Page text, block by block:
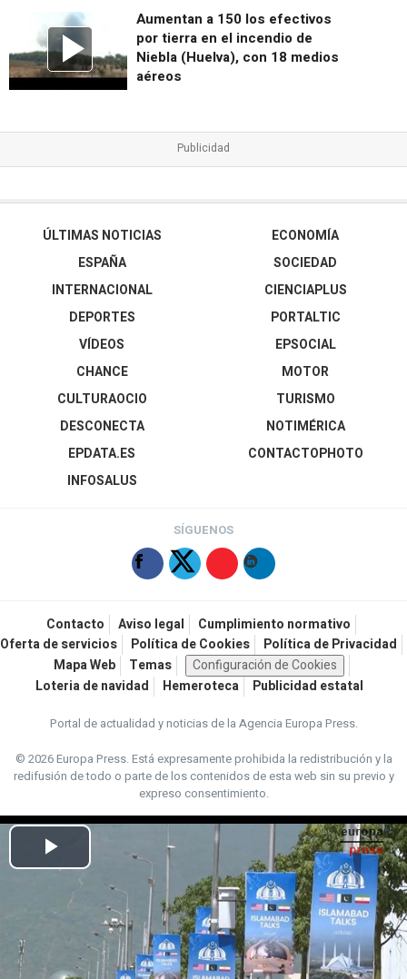
Aumentan a 150 los efectivos
por tierra en el incendio de
Niebla (Huelva), con 18 medios
aéreos
ÚLTIMAS NOTICIAS
ESPAÑA
INTERNACIONAL
DEPORTES
VÍDEOS
ECONOMÍA
SOCIEDAD
CIENCIAPLUS
PORTALTIC
EPSOCIAL
CHANCE
CULTURAOCIO
DESCONECTA
EPDATA.ES
INFOSALUS
MOTOR
TURISMO
NOTIMÉRICA
CONTACTOPHOTO
SÍGUENOS
Contacto Aviso legal
Cumplimiento normativo
Oferta de servicios
Política de Cookies
Política de Privacidad
Mapa Web
Temas
Configuración de Cookies
Loteria de navidad
Hemeroteca Publicidad estatal
Portal de actualidad y noticias de la Agencia Europa Press.
© 2026 Europa Press.Está expresamente prohibida la redistribución y la
redifusión de todo o parte de los contenidos de esta web sin su previo y
expreso consentimiento.